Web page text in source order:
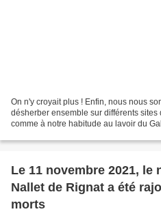
On n'y croyait plus ! Enfin, nous nous
désherber ensemble sur différents
comme à notre habitude au lavoir du
Le 11 novembre 2021, le
Nallet de Rignat a été
morts